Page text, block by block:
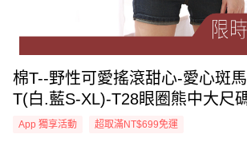
棉T--野性可愛搖滾甜心-愛心斑
T(白.藍S-XL)-T28眼圈熊中大尺
App 獨享活動 超取滿NT$699免運